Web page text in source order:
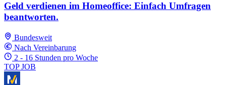
Geld verdienen im Homeoffice: Einfach Umfragen
beantworten.
Bundesweit
Nach Vereinbarung
2 - 16 Stunden pro Woche
TOP JOB